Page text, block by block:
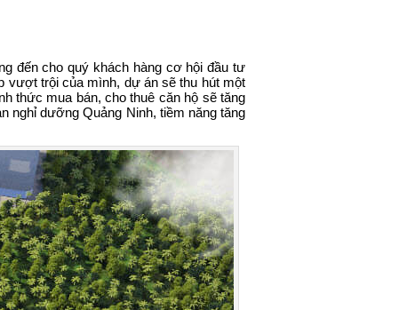
đến cho quý khách hàng cơ hội đầu tư
vượt trội của mình, dự án sẽ thu hút một
thức mua bán, cho thuê căn hộ sẽ tăng
nghỉ dưỡng Quảng Ninh, tiềm năng tăng